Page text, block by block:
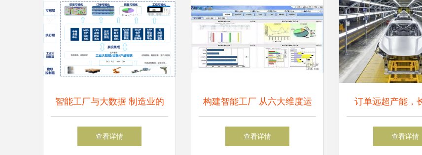
智能工厂与大数据 制造业的
数字化转型之路
查看详情
构建智能工厂 从六大维度运
用大数据驱动智能制造
查看详情
订单远超产能，
PLUS内部公告感
查看详情